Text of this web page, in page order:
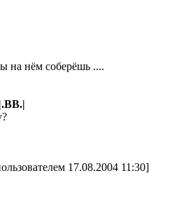
на нём соберёшь ....
17.08.2004 11:30]